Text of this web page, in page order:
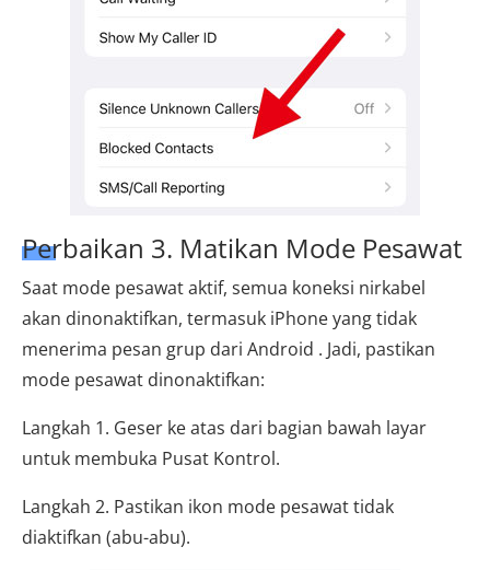
Perbaikan 3. Matikan Mode Pesawat
Saat mode pesawat aktif, semua koneksi nirkabel
akan dinonaktifkan, termasuk iPhone yang tidak
menerima pesan grup dari Android . Jadi, pastikan
mode pesawat dinonaktifkan:
Langkah 1. Geser ke atas dari bagian bawah layar
untuk membuka Pusat Kontrol.
Langkah 2. Pastikan ikon mode pesawat tidak
diaktifkan (abu-abu).